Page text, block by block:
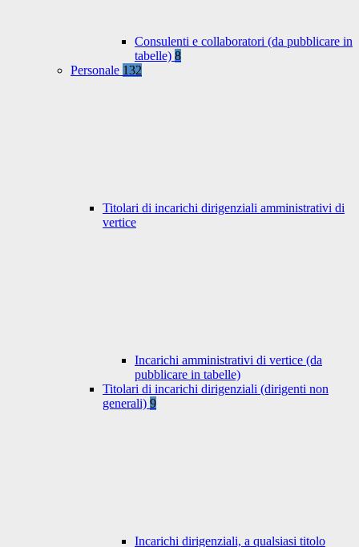
Consulenti e collaboratori (da pubblicare in
tabelle) 8
Personale 132
Titolari di incarichi dirigenziali amministrativi di
vertice
Incarichi amministrativi di vertice (da
pubblicare in tabelle)
Titolari di incarichi dirigenziali (dirigenti non
generali) 9
Incarichi dirigenziali, a qualsiasi titolo